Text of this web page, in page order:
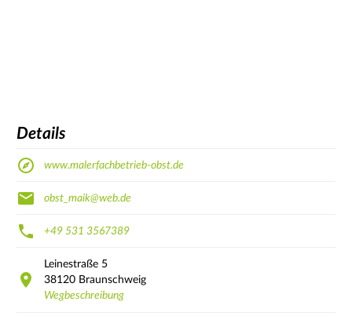
Details
www.malerfachbetrieb-obst.de
obst_maik@web.de
+49 531 3567389
Leinestraße 5
38120 Braunschweig
Wegbeschreibung